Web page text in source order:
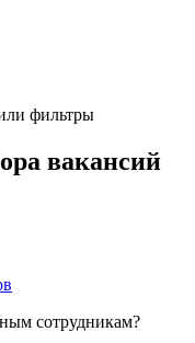
фильтры
вакансий
сотрудникам?